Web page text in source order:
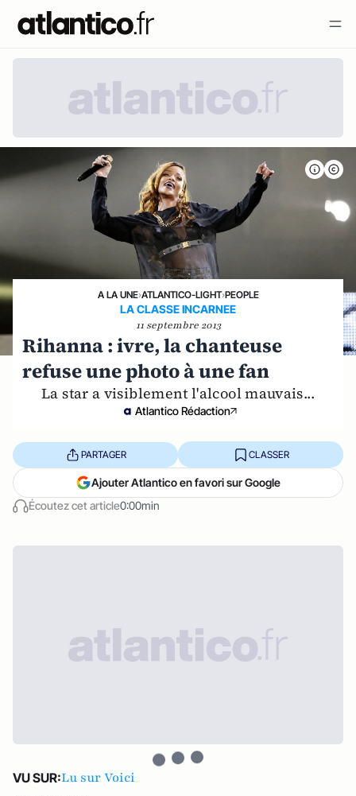
A LA UNE›ATLANTICO-LIGHT›PEOPLE
LA CLASSE INCARNEE
11 septembre 2013
Rihanna : ivre, la chanteuse
refuse une photo à une fan
La star a visiblement l'alcool mauvais...
Atlantico Rédaction
Écoutez cet article0:00min
PARTAGER CLASSER
Ajouter Atlantico en favori sur Google
VU SUR:Lu sur Voici